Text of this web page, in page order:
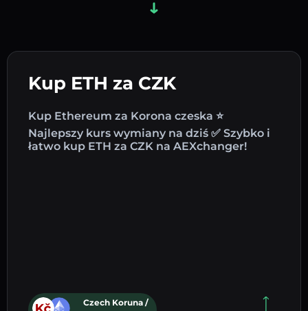
Kup ETH za CZK
Kup Ethereum za Korona czeska ⭐
Najlepszy kurs wymiany na dziś ✅ Szybko i
łatwo kup ETH za CZK na AEXchanger!
Czech Koruna /